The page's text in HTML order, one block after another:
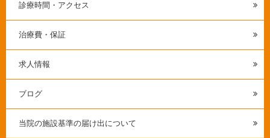
診療時間・アクセス
治療費・保証
求人情報
ブログ
当院の施設基準の届け出について